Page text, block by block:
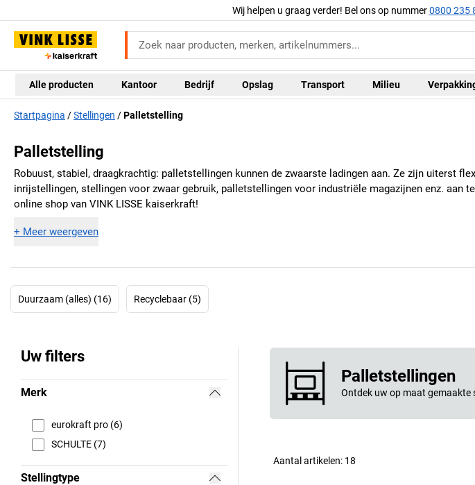
Wij helpen u graag verder! Bel ons op nummer0800 235
Alle producten Kantoor Bedrijf Opslag Transport Milieu
Startpagina Stellingen Palletstelling
Palletstelling
Robuust, stabiel, draagkrachtig: palletstellingen kunnen de zwaarste ladingen aan. Ze zijn uiterst
inrijstellingen, stellingen voor zwaar gebruik, palletstellingen voor industriële magazijnen enz. aan
online shop van VINK LISSE kaiserkraft!
+ Meer weergeven
Duurzaam (alles) (16) Recyclebaar (5)
Uw filters
Merk
eurokraft pro (6)
SCHULTE (7)
Stellingtype
Palletstellingen
Ontdek uw op maat
Aantal artikelen: 18